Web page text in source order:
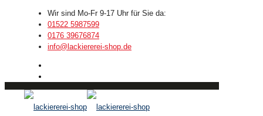
Wir sind Mo-Fr 9-17 Uhr für Sie da:
01522 5987599
0176 39676874
info@lackiererei-shop.de